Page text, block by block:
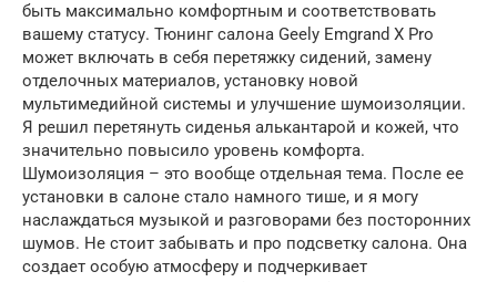
быть максимально комфортным и соответствовать
вашему статусу. Тюнинг салона Geely Emgrand X Pro
может включать в себя перетяжку сидений, замену
отделочных материалов, установку новой
мультимедийной системы и улучшение шумоизоляции.
Я решил перетянуть сиденья алькантарой и кожей, что
значительно повысило уровень комфорта.
Шумоизоляция – это вообще отдельная тема. После ее
установки в салоне стало намного тише, и я могу
наслаждаться музыкой и разговорами без посторонних
шумов. Не стоит забывать и про подсветку салона. Она
создает особую атмосферу и подчеркивает